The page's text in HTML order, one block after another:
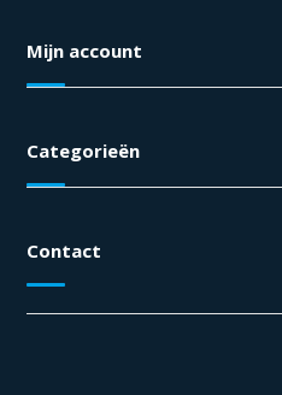
Mijn account
Categorieën
Contact